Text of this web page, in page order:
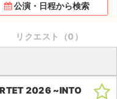
公演・日程から検索
リクエスト（0）
2026 ~INTO